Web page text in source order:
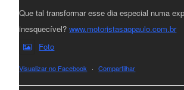
Que tal transformar esse dia especial numa
inesquecível?www.motoristasaopaulo.com.br
Foto
Visualizar no Facebook · Compartilhar